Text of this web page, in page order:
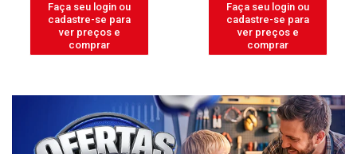
Faça seu login ou
cadastre-se para
ver preços e
comprar
Faça seu login ou
cadastre-se para
ver preços e
comprar